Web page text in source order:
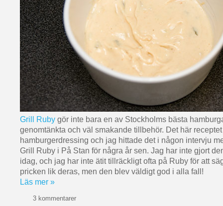
Grill Ruby gör inte bara en av Stockholms bästa
genomtänkta och väl smakande tillbehör. Det här
hamburgerdressing och jag hittade det i någon intervju
Grill Ruby i På Stan för några år sen. Jag har inte gjort
idag, och jag har inte ätit tillräckligt ofta på Ruby för att
pricken lik deras, men den blev väldigt god i alla fall!
Läs mer »
3 kommentarer